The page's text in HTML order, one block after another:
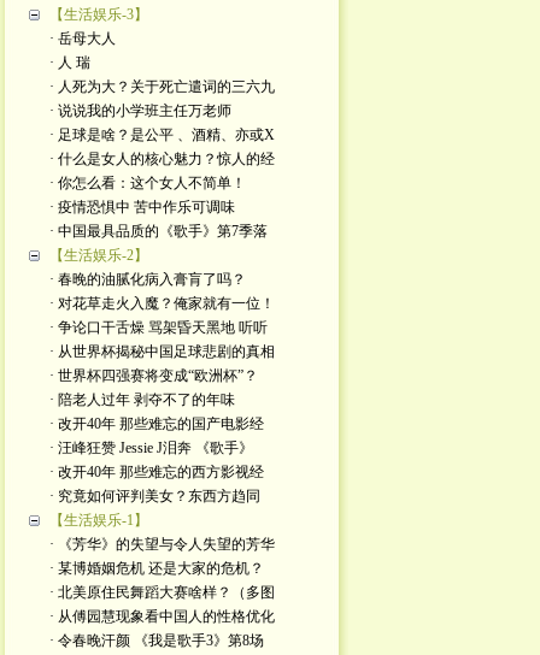
【生活娱乐-3】
· 岳母大人
· 人 瑞
· 人死为大？关于死亡遣词的三六九
· 说说我的小学班主任万老师
· 足球是啥？是公平 、酒精、亦或X
· 什么是女人的核心魅力？惊人的经
· 你怎么看：这个女人不简单！
· 疫情恐惧中 苦中作乐可调味
· 中国最具品质的《歌手》第7季落
【生活娱乐-2】
· 春晚的油腻化病入膏肓了吗？
· 对花草走火入魔？俺家就有一位！
· 争论口干舌燥 骂架昏天黑地 听听
· 从世界杯揭秘中国足球悲剧的真相
· 世界杯四强赛将变成“欧洲杯”？
· 陪老人过年 剥夺不了的年味
· 改开40年 那些难忘的国产电影经
· 汪峰狂赞 Jessie J泪奔 《歌手》
· 改开40年 那些难忘的西方影视经
· 究竟如何评判美女？东西方趋同
【生活娱乐-1】
· 《芳华》的失望与令人失望的芳华
· 某博婚姻危机 还是大家的危机？
· 北美原住民舞蹈大赛啥样？（多图
· 从傅园慧现象看中国人的性格优化
· 令春晚汗颜 《我是歌手3》第8场